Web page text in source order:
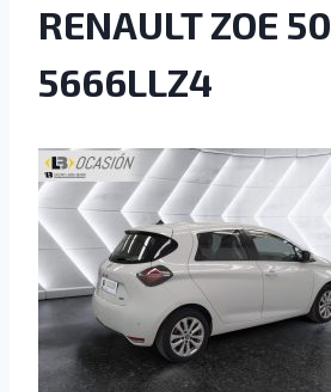
RENAULT ZOE 50
5666LLZ4